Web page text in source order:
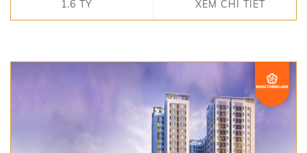
1.6 TỶ XEM CHI TIẾT